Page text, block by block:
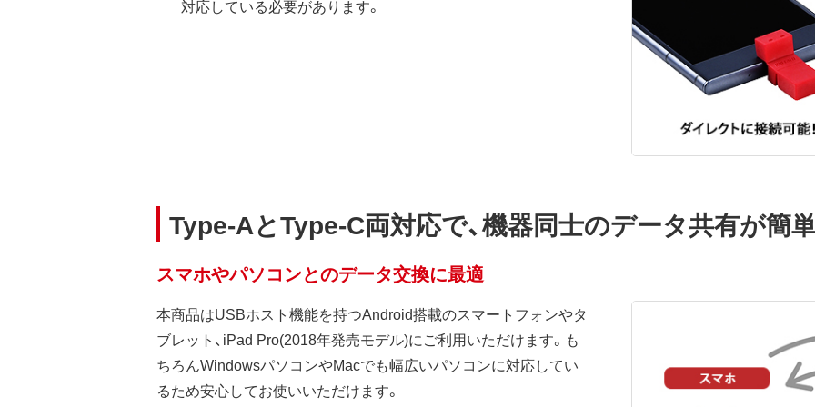
対応している必要があります。
Type-AとType-C両対応で、機器同士のデータ共有が簡
スマホやパソコンとのデータ交換に最適
本商品はUSBホスト機能を持つAndroid搭載のスマートフォンやタ
ブレット、iPad Pro(2018年発売モデル)にご利用いただけます。も
ちろんWindowsパソコンやMacでも幅広いパソコンに対応してい
るため安心してお使いいただけます。